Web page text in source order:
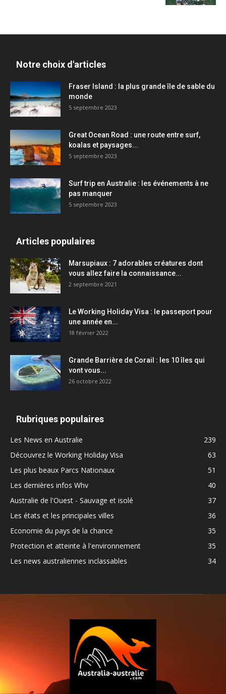
Notre choix d'articles
Fraser Island : la plus grande île de sable du
monde
5 septembre 2023
Great Ocean Road : une route entre surf,
koalas et paysages...
5 septembre 2023
Surf trip en Australie : les événements à ne
pas manquer
5 septembre 2023
Articles populaires
Marsupiaux : 7 adorables créatures dont
vous allez faire la connaissance...
2 septembre 2021
Le Working Holiday Visa : le passeport pour
une année en...
18 février 2022
Grande Barrière de Corail : les 10 îles qui
vont vous...
26 octobre 2022
Rubriques populaires
Les News en Australie
239
Découvrez le Working Holiday Visa
63
Les plus beaux Parcs Nationaux
51
Les dernières infos Whv
40
Australie de l'Ouest - Sauvage et isolé
37
Les états et les principales villes
36
Economie du pays de la chance
35
Protection et atteinte à l'environnement
35
Les news australiennes inclassables
34